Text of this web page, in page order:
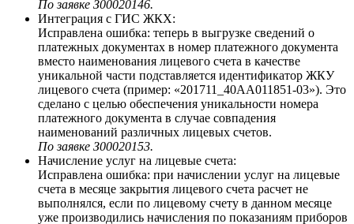
По заявке З00020146.
Интеграция с ГИС ЖКХ:
Исправлена ошибка: теперь в выгрузке сведений о
платежных документах в номер платежного документа
вместо наименования лицевого счета в качестве
уникальной части подставляется идентификатор ЖКУ
лицевого счета (пример: «201711_40АА011851-03»). Это
сделано с целью обеспечения уникальности номера
платежного документа в случае совпадения
наименований различных лицевых счетов.
По заявке З00020153.
Начисление услуг на лицевые счета:
Исправлена ошибка: при начислении услуг на лицевые
счета в месяце закрытия лицевого счета расчет не
выполнялся, если по лицевому счету в данном месяце
уже производились начисления по показаниям приборов